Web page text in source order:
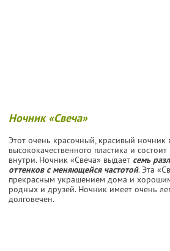
Ночник «Свеча»
Этот очень красочный, красивый ночник
высококачественного пластика и
внутри. Ночник «Свеча» выдает семь
оттенков с меняющейся частотой. Эта
прекрасным украшением дома и
родных и друзей. Ночник имеет очень
долговечен.